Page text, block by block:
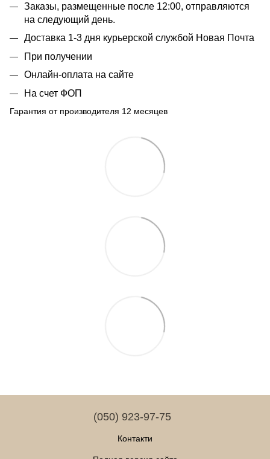
Заказы, размещенные после 12:00, отправляются
на следующий день.
Доставка 1-3 дня курьерской службой Новая Почта
При получении
Онлайн-оплата на сайте
На счет ФОП
Гарантия от производителя 12 месяцев
(050) 923-97-75
Контакти